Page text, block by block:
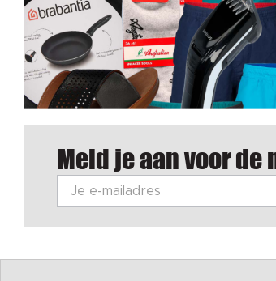
Meld je aan voor